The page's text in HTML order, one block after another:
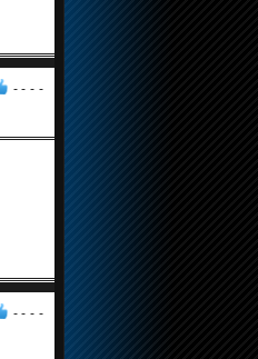
- - - -
- - - -